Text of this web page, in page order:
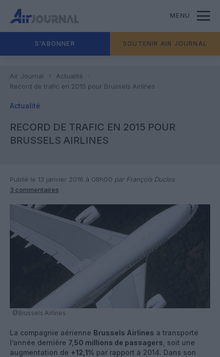
MENU
S'ABONNER SOUTENIR AIR JOURNAL
Air Journal
Actualité
Record de trafic en 2015 pour Brussels Airlines
Actualité
RECORD DE TRAFIC EN 2015 POUR
BRUSSELS AIRLINES
Publié le 13 janvier 2016 à 08h00 par François Duclos
3 commentaires
@Brussels Airlines
La compagnie aérienne Brussels Airlines a transporté
l’année dernière 7,50 millions de passagers , soit une
augmentation de +12,1% par rapport à 2014. Dans son